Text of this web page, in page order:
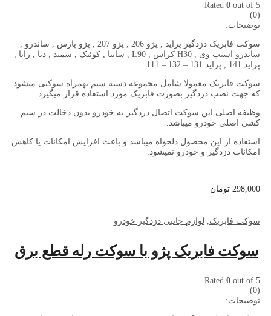
Rated 0 out of 5
(0)
توضیحات:
سوکت فابریک دزدگیر پراید , پژو 206 , پژو 207 , پژو پارس , ساندرو ,
ساندرو استپ وی , H30 کراس , L90 , ساینا , کوئیک , سمند , دنا , رانا ,
پراید 141 , پراید 131 – 132 – 111
سوکت فابریک معمولا شامل مجموعه دسته سیم بهمراه سوکتی میشود
که جهت نصب دزدگیر بصورت فابریک مورد استفاده قرار میگیرد.
وظیفه اصلی این سوکت اتصال دزدگیر به خودرو بدون دخالت در سیم
کشی اصلی خودرو میباشد.
استفاده از این محصول دلخواه میباشد و باعث افزایش امکانات یا کاهش
امکانات دزدگیر و خودرو نمیشود.
298,000 تومان
سوکت فابریک, لوازم جانبی دزدگیر خودرو
سوکت فابریک پژو با سوکت رله قطع برق
Rated 0 out of 5
(0)
توضیحات: